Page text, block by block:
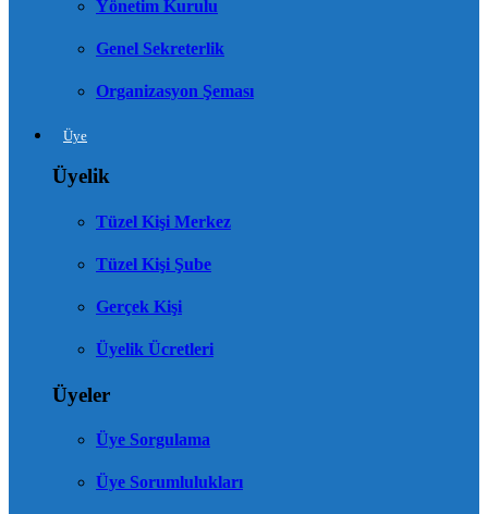
Yönetim Kurulu
Genel Sekreterlik
Organizasyon Şeması
Üye
Üyelik
Tüzel Kişi Merkez
Tüzel Kişi Şube
Gerçek Kişi
Üyelik Ücretleri
Üyeler
Üye Sorgulama
Üye Sorumlulukları